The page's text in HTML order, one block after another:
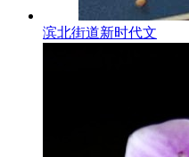
滨北街道新时代文